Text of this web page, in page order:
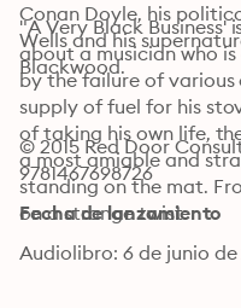
Conan Doyle, his
Wells and his
Blackwood.
"A Very Black
about a musician who
by the failure of
supply of fuel for his
of taking his own life,
a most amiable and
standing on the mat.
on a strange twist.
© 2015 Red Door
9781467698726
Fecha de lanzamiento
Audiolibro: 6 de junio de